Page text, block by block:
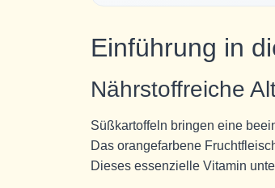
Einführung in
Nährstoffreiche
Süßkartoffeln bringen eine
Das orangefarbene
Dieses essenzielle Vitamin